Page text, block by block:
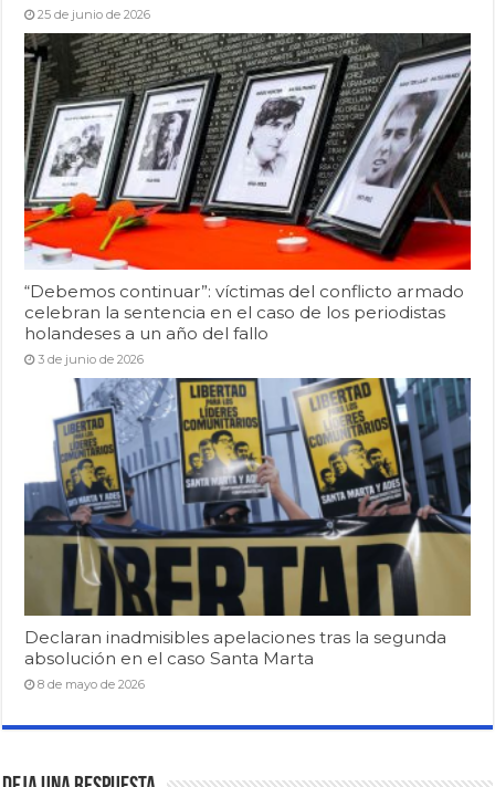
25 de junio de 2026
“Debemos continuar”: víctimas del conflicto armado
celebran la sentencia en el caso de los periodistas
holandeses a un año del fallo
3 de junio de 2026
Declaran inadmisibles apelaciones tras la segunda
absolución en el caso Santa Marta
8 de mayo de 2026